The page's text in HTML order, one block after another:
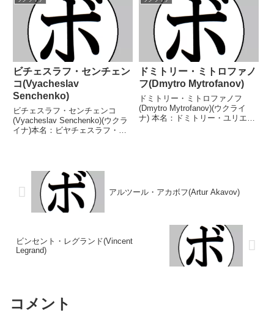
戦績：69戦64勝(53KO)5敗 【獲
得タイトル】アトランタ五輪ス
ー...
コンチネンタルライトヘビー級王
座IBFインターコンチネン...
ビチェスラフ・センチェン
コ(Vyacheslav
Senchenko)
ビチェスラフ・センチェンコ
(Vyacheslav Senchenko)(ウクラ
イナ)本名：ビヤチェスラフ・ボ
(25KO)2敗【獲得タイトル】C...
ドミトリー・ミトロファノ
フ(Dmytro Mytrofanov)
ドミトリー・ミトロファノフ
(Dmytro Mytrofanov)(ウクライ
ナ) 本名：ドミトリー・ユリエビ
アルツール・アカボフ(Artur Akavov)
ビンセント・レグランド(Vincent
Legrand)
コメント